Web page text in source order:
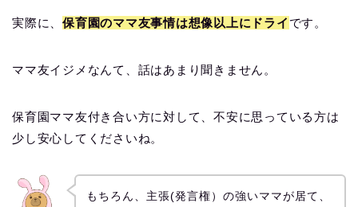
実際に、保育園のママ友事情は想像以上にドライ です。
ママ友イジメなんて、話はあまり聞きません。
保育園ママ友付き合い方に対して、不安に思っている方は
少し安心してくださいね。
もちろん、主張(発言権）の強いママが居て、